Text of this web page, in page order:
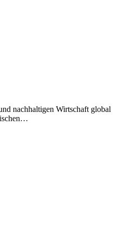
nachhaltigen Wirtschaft global